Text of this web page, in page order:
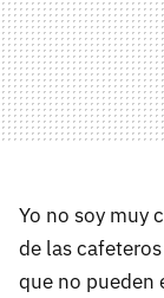
Yo no soy muy
de las
que no pueden